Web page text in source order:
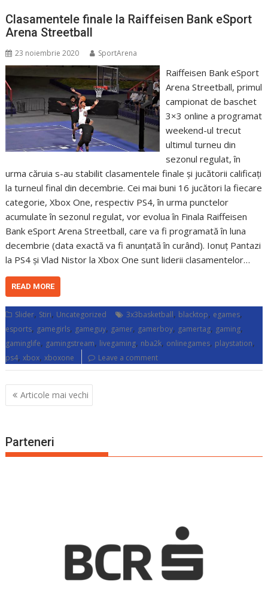
Clasamentele finale la Raiffeisen Bank eSport
Arena Streetball
23 noiembrie 2020 SportArena
Raiffeisen Bank eSport
Arena Streetball, primul
campionat de baschet
3×3 online a programat
weekend-ul trecut
ultimul turneu din
sezonul regulat, în
urma căruia s-au stabilit clasamentele finale și jucătorii calificați
la turneul final din decembrie. Cei mai buni 16 jucători la fiecare
categorie, Xbox One, respectiv PS4, în urma punctelor
acumulate în sezonul regulat, vor evolua în Finala Raiffeisen
Bank eSport Arena Streetball, care va fi programată în luna
decembrie (data exactă va fi anunțată în curând). Ionuț Pantazi
la PS4 și Vlad Nistor la Xbox One sunt liderii clasamentelor…
READ MORE
Slider, Stiri, Uncategorized 3x3basketball, blacktop, egames,
esports, gamegirls, gameguy, gamer, gamerboy, gamertag, gaming,
gaminglife, gamingstream, livegaming, nba2k, onlinegames, playstation,
ps4,xbox,xboxone Leave a comment
Navigare
în
Articole mai vechi
Parteneri